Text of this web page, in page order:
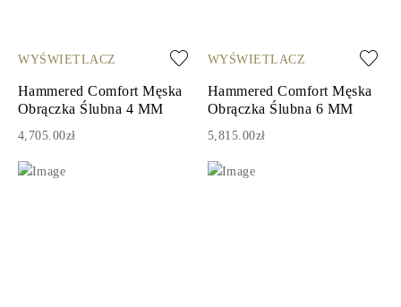
WYŚWIETLACZ
Hammered Comfort Męska
Obrączka Ślubna 4 MM
4,705.00zł
WYŚWIETLACZ
Hammered Comfort Męska
Obrączka Ślubna 6 MM
5,815.00zł